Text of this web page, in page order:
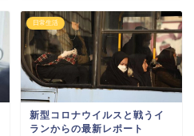
日常生活
新型コロナウイルスと戦うイ
ランからの最新レポート